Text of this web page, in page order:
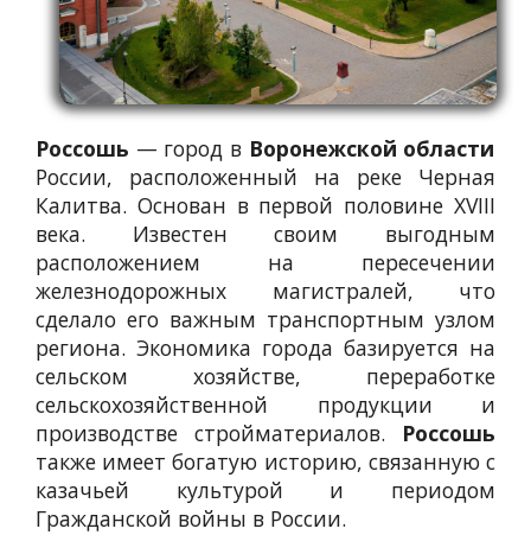
Россошь — город в Воронежской области
России, расположенный на реке Черная
Калитва. Основан в первой половине XVIII
века. Известен своим выгодным
расположением на пересечении
железнодорожных магистралей, что
сделало его важным транспортным узлом
региона. Экономика города базируется на
сельском хозяйстве, переработке
сельскохозяйственной продукции и
производстве стройматериалов. Россошь
также имеет богатую историю, связанную с
казачьей культурой и периодом
Гражданской войны в России.